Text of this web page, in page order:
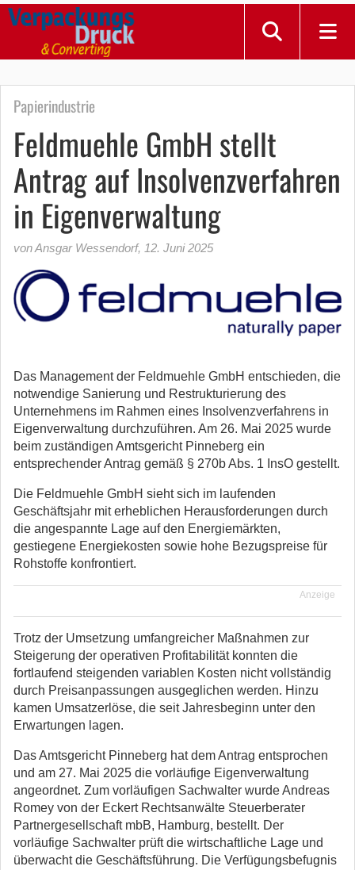
Papierindustrie
Feldmuehle GmbH stellt
Antrag auf Insolvenzverfahren
in Eigenverwaltung
von Ansgar Wessendorf, 12. Juni 2025
Das Management der Feldmuehle GmbH entschieden, die
notwendige Sanierung und Restrukturierung des
Unternehmens im Rahmen eines Insolvenzverfahrens in
Eigenverwaltung durchzuführen. Am 26. Mai 2025 wurde
beim zuständigen Amtsgericht Pinneberg ein
entsprechender Antrag gemäß § 270b Abs. 1 InsO gestellt.
Die Feldmuehle GmbH sieht sich im laufenden
Geschäftsjahr mit erheblichen Herausforderungen durch
die angespannte Lage auf den Energiemärkten,
gestiegene Energiekosten sowie hohe Bezugspreise für
Rohstoffe konfrontiert.
Anzeige
Trotz der Umsetzung umfangreicher Maßnahmen zur
Steigerung der operativen Profitabilität konnten die
fortlaufend steigenden variablen Kosten nicht vollständig
durch Preisanpassungen ausgeglichen werden. Hinzu
kamen Umsatzerlöse, die seit Jahresbeginn unter den
Erwartungen lagen.
Das Amtsgericht Pinneberg hat dem Antrag entsprochen
und am 27. Mai 2025 die vorläufige Eigenverwaltung
angeordnet. Zum vorläufigen Sachwalter wurde Andreas
Romey von der Eckert Rechtsanwälte Steuerberater
Partnergesellschaft mbB, Hamburg, bestellt. Der
vorläufige Sachwalter prüft die wirtschaftliche Lage und
überwacht die Geschäftsführung. Die Verfügungsbefugnis